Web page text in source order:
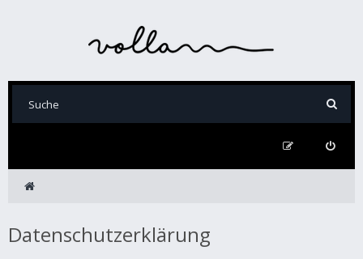
Datenschutzerklärung